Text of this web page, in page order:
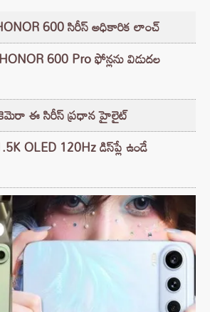
600 సిరీస్ అధికారిక లాంచ్
600 Pro ఫోన్లను విడుదల
ఈ సిరీస్ ప్రధాన హైలైట్
OLED 120Hz డిస్‌ప్లే ఉండే